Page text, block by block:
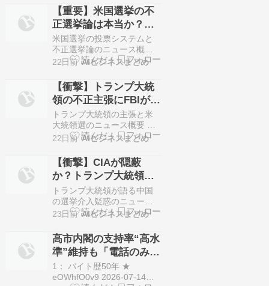
時間）の国民向け演説で、
自身が敗れた2020年米大統
領選挙について、中国が大
規模に介入し、選挙結果に
影響を与えようとした情況
が明らかになったと主…
【重要】米国選挙の不
正選挙論は本当か？投
票システム脆弱性の真
実と衝撃の分析
米国選挙の投票システムと
不正選挙論のニュース概要
ドナルド・トランプ氏は演
システムは外部からの攻撃
に極めて脆弱であると主張
しました。 同氏はホワイト
ハウスが機密解除した情報
を根拠に挙げ、ベネズエラ
での不正選挙に関与した企
悪用される可…
22日前 AIビジネスまとめ
【衝撃】トランプ大統
領の不正主張にFBIが
NO！米大統領選ファク
トチェックの全貌
トランプ大統領の主張と米
大統領選のニュース概要 ド
ナルド・トランプ大統領が
の中で主張した複数の内容
に対し、ＣＢＳニュースが
ファクトチェックを実施し
ました。 中国による米国の
有権者データへの不正アク
セスという主張について
は公的資料とし…
22日前 AIビジネスまとめ
【衝撃】CIAが隠蔽
か？トランプ大統領が
告発する中国の選挙介
入疑惑
トランプ大統領が語る中国
の選挙介入疑惑のニュース
概要 トランプ大統領が木曜
演説において、中国による
米大統領選挙への介入疑惑
が言及される可能性がある
と報じられています。 関係
者の話によると、中国が米
23日前 AIビジネスまとめ
高市内閣の支持率“高水
準”維持も「電話のみ」
調査方法の疑念と、頻
繁な発表に「印象操
1： バイト歴50年 ★
eOWhfO0v9 2026-07-14